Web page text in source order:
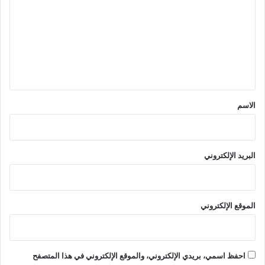
*
الاسم
البريد الإلكتروني
الموقع الإلكتروني
احفظ اسمي، بريدي الإلكتروني، والموقع الإلكتروني في هذا المتصفح